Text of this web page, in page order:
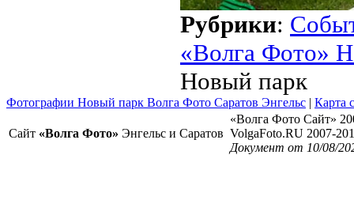
Рубрики:
«Волга Фото»
Новый парк
Фотографии Новый парк Волга Фото Саратов Энгельс | Карта
Сайт «Волга Фото» Энгельс и Саратов
«Волга Фото Сайт»
VolgaFoto.RU 2007-
Документ от 10/08/